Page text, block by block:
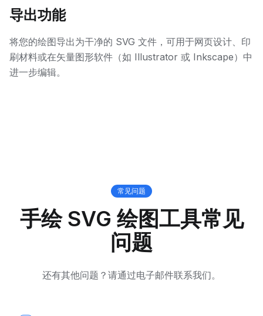
导出功能
将您的绘图导出为干净的 SVG 文件，可用于网页设计、印
刷材料或在矢量图形软件（如 Illustrator 或 Inkscape）中
进一步编辑。
常见问题
手绘 SVG 绘图工具常见
问题
还有其他问题？请通过电子邮件联系我们。